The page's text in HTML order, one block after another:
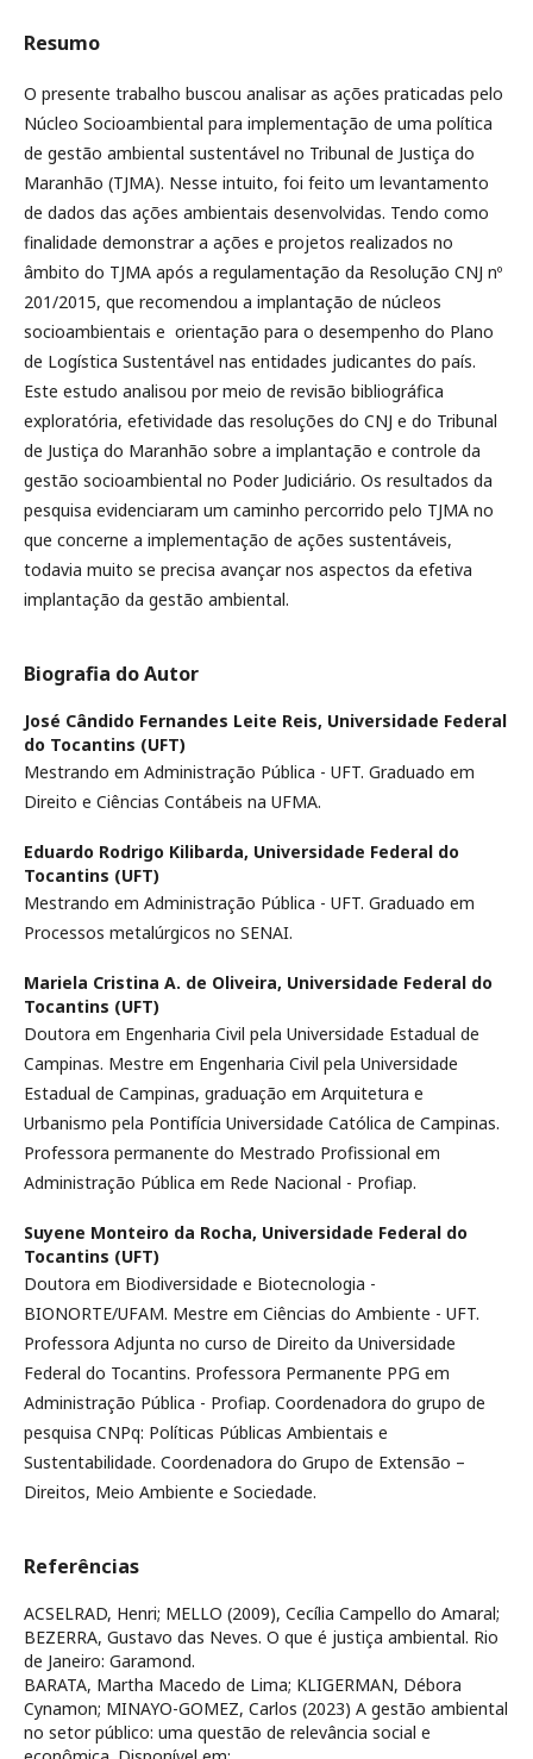
Resumo
O presente trabalho buscou analisar as ações praticadas pelo
Núcleo Socioambiental para implementação de uma política
de gestão ambiental sustentável no Tribunal de Justiça do
Maranhão (TJMA). Nesse intuito, foi feito um levantamento
de dados das ações ambientais desenvolvidas. Tendo como
finalidade demonstrar a ações e projetos realizados no
âmbito do TJMA após a regulamentação da Resolução CNJ nº
201/2015, que recomendou a implantação de núcleos
socioambientais e orientação para o desempenho do Plano
de Logística Sustentável nas entidades judicantes do país.
Este estudo analisou por meio de revisão bibliográfica
exploratória, efetividade das resoluções do CNJ e do Tribunal
de Justiça do Maranhão sobre a implantação e controle da
gestão socioambiental no Poder Judiciário. Os resultados da
pesquisa evidenciaram um caminho percorrido pelo TJMA no
que concerne a implementação de ações sustentáveis,
todavia muito se precisa avançar nos aspectos da efetiva
implantação da gestão ambiental.
Biografia do Autor
José Cândido Fernandes Leite Reis, Universidade Federal
do Tocantins (UFT)
Mestrando em Administração Pública - UFT. Graduado em
Direito e Ciências Contábeis na UFMA.
Eduardo Rodrigo Kilibarda, Universidade Federal do
Tocantins (UFT)
Mestrando em Administração Pública - UFT. Graduado em
Processos metalúrgicos no SENAI.
Mariela Cristina A. de Oliveira, Universidade Federal do
Tocantins (UFT)
Doutora em Engenharia Civil pela Universidade Estadual de
Campinas. Mestre em Engenharia Civil pela Universidade
Estadual de Campinas, graduação em Arquitetura e
Urbanismo pela Pontifícia Universidade Católica de Campinas.
Professora permanente do Mestrado Profissional em
Administração Pública em Rede Nacional - Profiap.
Suyene Monteiro da Rocha, Universidade Federal do
Tocantins (UFT)
Doutora em Biodiversidade e Biotecnologia -
BIONORTE/UFAM. Mestre em Ciências do Ambiente - UFT.
Professora Adjunta no curso de Direito da Universidade
Federal do Tocantins. Professora Permanente PPG em
Administração Pública - Profiap. Coordenadora do grupo de
pesquisa CNPq: Políticas Públicas Ambientais e
Sustentabilidade. Coordenadora do Grupo de Extensão –
Direitos, Meio Ambiente e Sociedade.
Referências
ACSELRAD, Henri; MELLO (2009), Cecília Campello do Amaral;
BEZERRA, Gustavo das Neves. O que é justiça ambiental. Rio
de Janeiro: Garamond.
BARATA, Martha Macedo de Lima; KLIGERMAN, Débora
Cynamon; MINAYO-GOMEZ, Carlos (2023) A gestão ambiental
no setor público: uma questão de relevância social e